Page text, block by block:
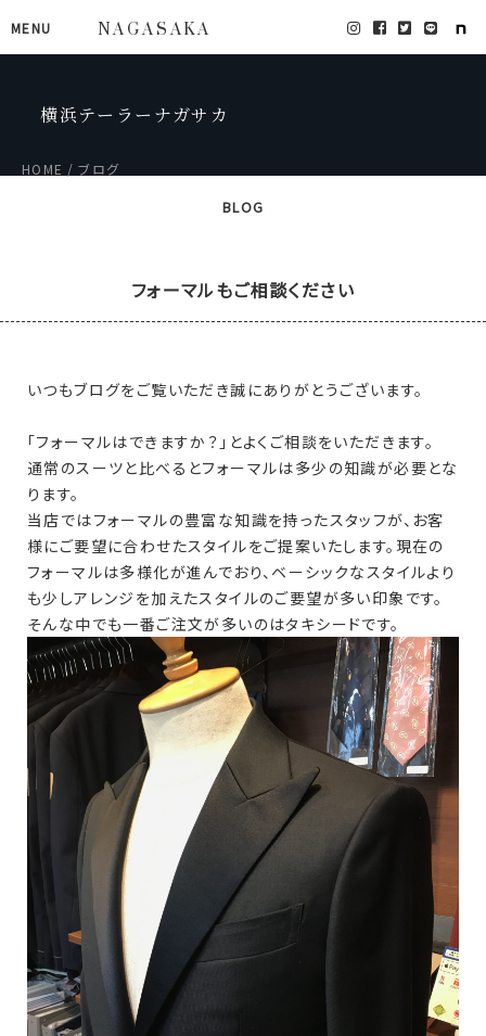
MENU NAGASAKA
横浜テーラーナガサカ
HOME ブログ
BLOG
フォーマルもご相談ください
いつもブログをご覧いただき誠にありがとうございます。
「フォーマルはできますか？」とよくご相談をいただきます。
通常のスーツと比べるとフォーマルは多少の知識が必要とな
ります。
当店ではフォーマルの豊富な知識を持ったスタッフが、お客
様にご要望に合わせたスタイルをご提案いたします。現在の
フォーマルは多様化が進んでおり、ベーシックなスタイルより
も少しアレンジを加えたスタイルのご要望が多い印象です。
そんな中でも一番ご注文が多いのはタキシードです。